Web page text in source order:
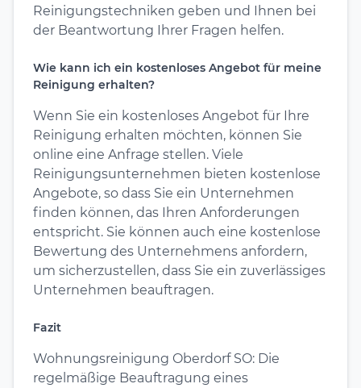
Reinigungstechniken geben und Ihnen bei
der Beantwortung Ihrer Fragen helfen.
Wie kann ich ein kostenloses Angebot für meine
Reinigung erhalten?
Wenn Sie ein kostenloses Angebot für Ihre
Reinigung erhalten möchten, können Sie
online eine Anfrage stellen. Viele
Reinigungsunternehmen bieten kostenlose
Angebote, so dass Sie ein Unternehmen
finden können, das Ihren Anforderungen
entspricht. Sie können auch eine kostenlose
Bewertung des Unternehmens anfordern,
um sicherzustellen, dass Sie ein zuverlässiges
Unternehmen beauftragen.
Fazit
Wohnungsreinigung Oberdorf SO: Die
regelmäßige Beauftragung eines